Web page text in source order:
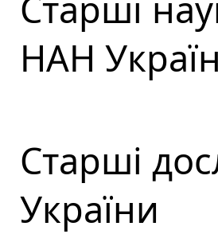
НАН
Старші
України